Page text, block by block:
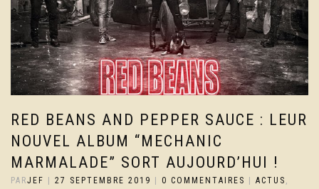
RED BEANS AND PEPPER SAUCE : LEUR
NOUVEL ALBUM “MECHANIC
MARMALADE” SORT AUJOURD’HUI !
PARJEF 27 SEPTEMBRE 2019 0 COMMENTAIRES ACTUS ,